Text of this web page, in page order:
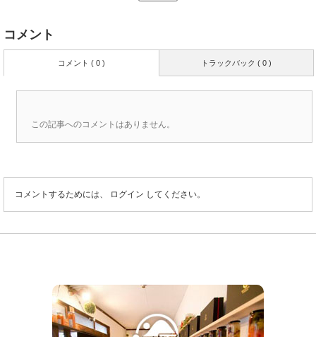
コメント
トラックバック ( 0 )
コメント ( 0 )
この記事へのコメントはありません。
コメントするためには、 ログイン してください。